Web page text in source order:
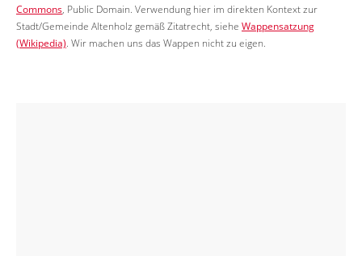
Commons, Public Domain. Verwendung hier im direkten Kontext zur
Stadt/Gemeinde Altenholz gemäß Zitatrecht, siehe Wappensatzung
(Wikipedia). Wir machen uns das Wappen nicht zu eigen.